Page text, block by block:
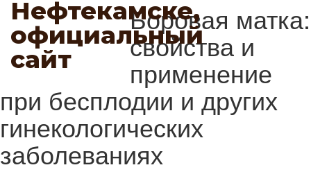
Боровая матка:
свойства и
применение
при бесплодии и других
гинекологических
заболеваниях